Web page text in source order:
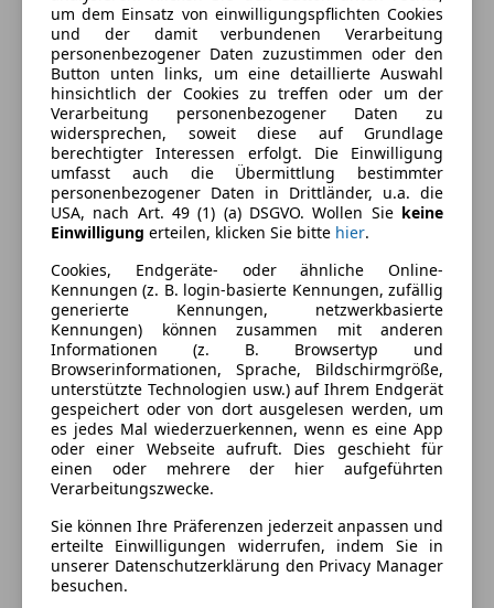
Energieverbrauch
Kraftstoff
Benzin
Kraftstoffverbrauch
0,00l/100 km (komb.)
Ausstattung
Komfort
Elektrische Fensterheber
Elektrische Seitenspiegel
Lederlenkrad
Sicherheit
ABS
Servolenkung
Zentralverriegelung
Mehr anzeigen
Fahrzeugbeschreibung
Verkaufe hier einen BMW Z1.
Ein Wertgutachten ist vorhanden. Zustandsklasse 2
Originale-KM 43.650
Bj 8/1989, 170 PS
Bei Interesse bitte nur telefonische Anfragen unter 0
um dem Einsatz von einwilligungspflichten Cookies
und der damit verbundenen Verarbeitung
personenbezogener Daten zuzustimmen oder den
Button unten links, um eine detaillierte Auswahl
hinsichtlich der Cookies zu treffen oder um der
Verarbeitung personenbezogener Daten zu
widersprechen, soweit diese auf Grundlage
berechtigter Interessen erfolgt. Die Einwilligung
umfasst auch die Übermittlung bestimmter
personenbezogener Daten in Drittländer, u.a. die
USA, nach Art. 49 (1) (a) DSGVO. Wollen Sie keine
Einwilligung erteilen, klicken Sie bitte hier.
Cookies, Endgeräte- oder ähnliche Online-
Kennungen (z. B. login-basierte Kennungen, zufällig
generierte Kennungen, netzwerkbasierte
Kennungen) können zusammen mit anderen
Informationen (z. B. Browsertyp und
Browserinformationen, Sprache, Bildschirmgröße,
unterstützte Technologien usw.) auf Ihrem Endgerät
gespeichert oder von dort ausgelesen werden, um
es jedes Mal wiederzuerkennen, wenn es eine App
oder einer Webseite aufruft. Dies geschieht für
einen oder mehrere der hier aufgeführten
Verarbeitungszwecke.
Sie können Ihre Präferenzen jederzeit anpassen und
erteilte Einwilligungen widerrufen, indem Sie in
unserer Datenschutzerklärung den Privacy Manager
besuchen.